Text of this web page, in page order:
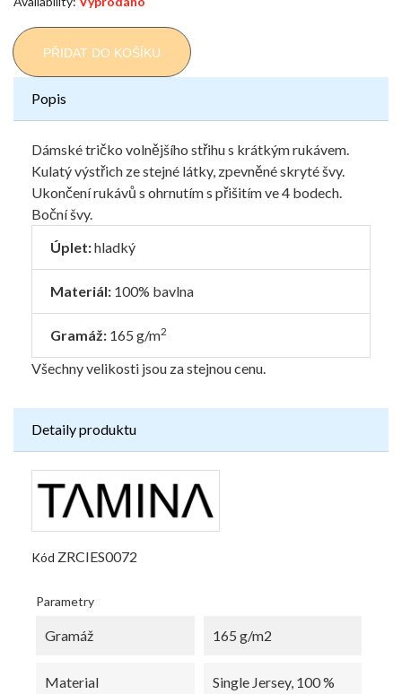
PŘIDAT DO KOŠÍKU
Popis
Dámské tričko volnějšího střihu s krátkým rukávem.
Kulatý výstřich ze stejné látky, zpevněné skryté švy.
Ukončení rukávů s ohrnutím s přišitím ve 4 bodech.
Boční švy.
Úplet:hladký
Materiál: 100% bavlna
Gramáž: 165 g/m2
Všechny velikosti jsou za stejnou cenu.
Detaily produktu
Kód ZRCIES0072
Parametry
Gramáž 165 g/m2
Material
Single Jersey, 100 %